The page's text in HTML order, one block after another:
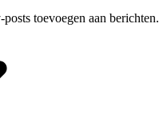
toevoegen aan berichten.